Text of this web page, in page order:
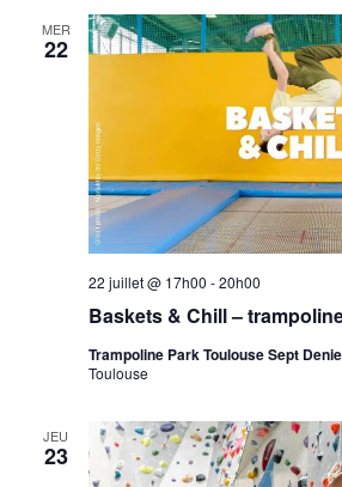
MER
22
Baskets & Chill –
22 juillet @ 17h00 -20h00
Trampoline Park Toulouse Sept
Toulouse
JEU
23